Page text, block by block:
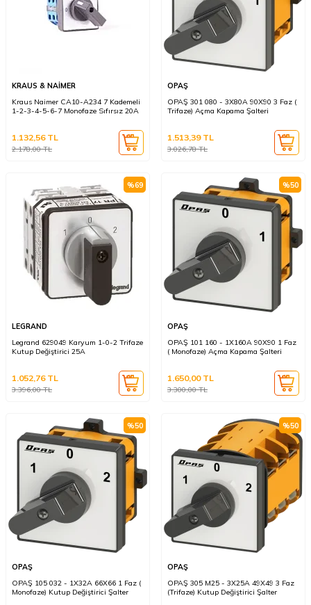
KRAUS & NAİMER
Kraus Naimer CA10-A234 7 Kademeli
1-2-3-4-5-6-7 Monofaze Sıfırsız 20A
2.178,00TL
1.132,56TL
OPAŞ
OPAŞ 301 080 - 3X80A 90X90 3 Faz (
Trifaze) Açma Kapama Şalteri
3.026,78TL
1.513,39TL
%69
LEGRAND
Legrand 629049 Karyum 1-0-2 Trifaze
Kutup Değiştirici 25A
3.396,00TL
1.052,76TL
%50
OPAŞ
OPAŞ 101 160 - 1X160A 90X90 1 Faz
( Monofaze) Açma Kapama Şalteri
3.300,00TL
1.650,00TL
%50
OPAŞ
OPAŞ 105 032 - 1X32A 66X66 1 Faz (
Monofaze) Kutup Değiştirici Şalter
%50
OPAŞ
OPAŞ 305 M25 - 3X25A 49X49 3 Faz
(Trifaze) Kutup Değiştirici Şalter